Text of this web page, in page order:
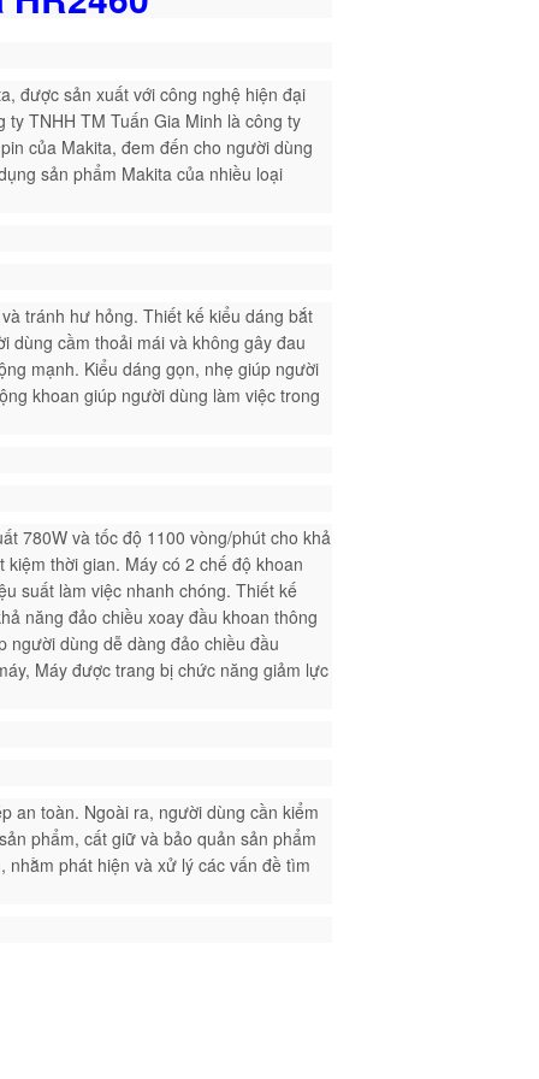
được sản xuất với công nghệ hiện đại
TNHH TM Tuấn Gia Minh là công ty
của Makita, đem đến cho người dùng
sản phẩm Makita của nhiều loại
tránh hư hỏng. Thiết kế kiểu dáng bắt
dùng cầm thoải mái và không gây đau
mạnh. Kiểu dáng gọn, nhẹ giúp người
khoan giúp người dùng làm việc trong
780W và tốc độ 1100 vòng/phút cho khả
thời gian. Máy có 2 chế độ khoan
suất làm việc nhanh chóng. Thiết kế
năng đảo chiều xoay đầu khoan thông
người dùng dễ dàng đảo chiều đầu
Máy được trang bị chức năng giảm lực
an toàn. Ngoài ra, người dùng cần kiểm
phẩm, cất giữ và bảo quản sản phẩm
phát hiện và xử lý các vấn đề tìm